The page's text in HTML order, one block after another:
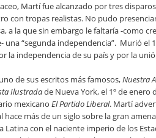
Martí fue alcanzado por tres
con tropas realistas. No pudo
a la que sin embargo le faltaría -como
una “segunda independencia”. Murió el
la independencia de su país y por la
de sus escritos más famosos,Nuestra
Ilustradade Nueva York, el 1º de enero
mexicano El Partido Liberal. Martí
más de un siglo sobre la gran
Latina con el naciente imperio de los